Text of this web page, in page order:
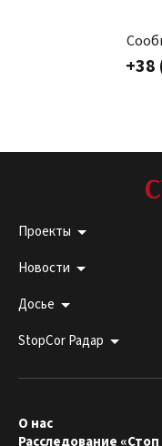
+38
Проекты
Новости
Досье
StopCor Радар
О нас
Расследование